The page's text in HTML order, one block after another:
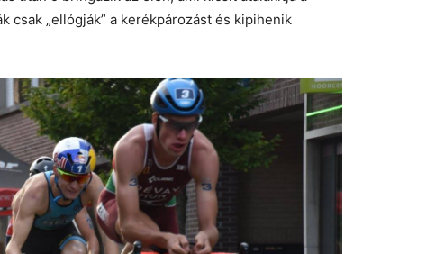
„ellógják” a kerékpározást és kipihenik